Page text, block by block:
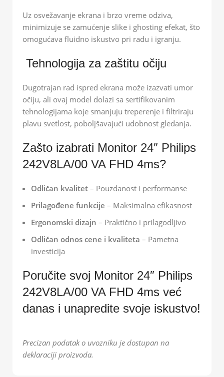
Uz osvežavanje ekrana i brzo vreme odziva,
minimizuje se zamućenje slike i ghosting efekat, što
omogućava fluidno iskustvo pri radu i igranju.
️ Tehnologija za zaštitu očiju
Dugotrajan rad ispred ekrana može izazvati umor
očiju, ali ovaj model dolazi sa sertifikovanim
tehnologijama koje smanjuju treperenje i filtriraju
plavu svetlost, poboljšavajući udobnost gledanja.
Zašto izabrati Monitor 24″ Philips
242V8LA/00 VA FHD 4ms?
Odličan kvalitet – Pouzdanost i performanse
Prilagođene funkcije – Maksimalna efikasnost
Ergonomski dizajn – Praktično i prilagodljivo
Odličan odnos cene i kvaliteta – Pametna
investicija
Poručite svoj Monitor 24″ Philips
242V8LA/00 VA FHD 4ms već
danas i unapredite svoje iskustvo!
Precizan podatak o uvozniku je dostupan na
deklaraciji proizvoda.